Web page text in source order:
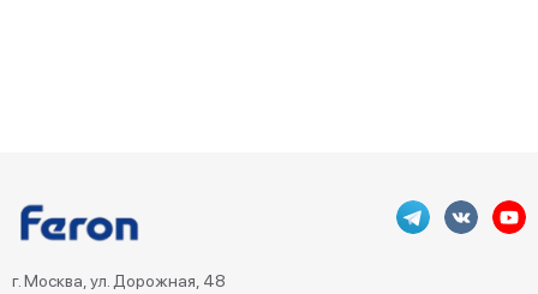
г. Москва, ул. Дорожная, 48